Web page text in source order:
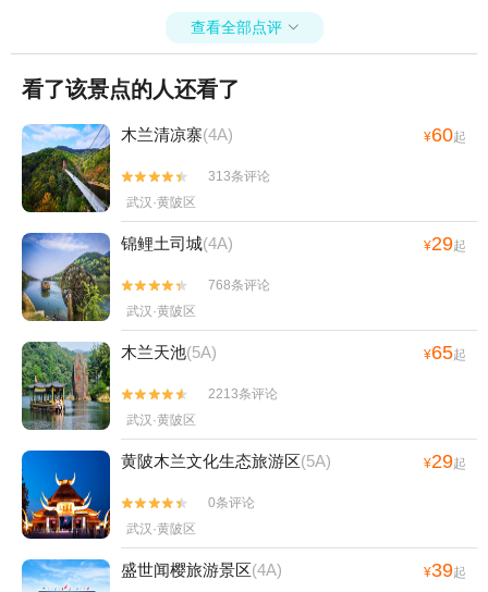
查看全部点评 
看了该景点的人还看了
木兰清凉寨(4A) ¥60起


313条评论
武汉·黄陂区
锦鲤土司城(4A) ¥29起


768条评论
武汉·黄陂区
木兰天池(5A) ¥65起


2213条评论
武汉·黄陂区
黄陂木兰文化生态旅游区(5A) ¥29起


0条评论
武汉·黄陂区
盛世闻樱旅游景区(4A) ¥39起